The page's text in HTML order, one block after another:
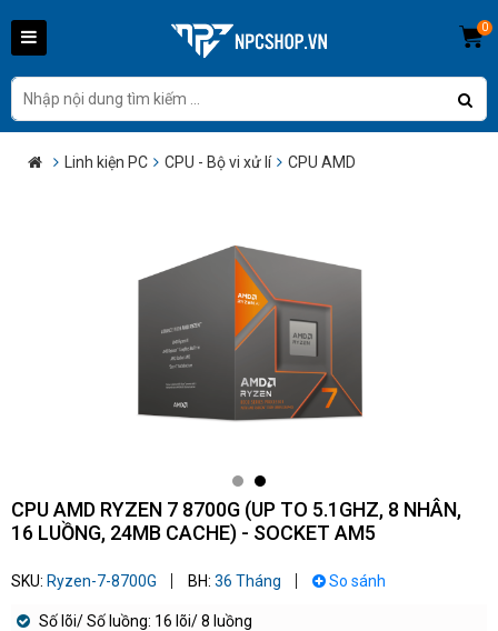
0
Linh kiện PC CPU - Bộ vi xử lí CPU AMD
CPU AMD RYZEN 7 8700G (UP TO 5.1GHZ, 8 NHÂN,
16 LUỒNG, 24MB CACHE) - SOCKET AM5
SKU: Ryzen-7-8700G BH: 36 Tháng So sánh
Số lõi/ Số luồng: 16 lõi/ 8 luồng